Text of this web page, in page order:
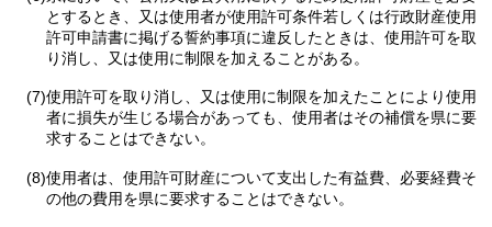
とするとき、又は使用者が使用許可条件若しくは行政財産使用
許可申請書に掲げる誓約事項に違反したときは、使用許可を取
り消し、又は使用に制限を加えることがある。
(7)使用許可を取り消し、又は使用に制限を加えたことにより使用
者に損失が生じる場合があっても、使用者はその補償を県に要
求することはできない。
(8)使用者は、使用許可財産について支出した有益費、必要経費そ
の他の費用を県に要求することはできない。